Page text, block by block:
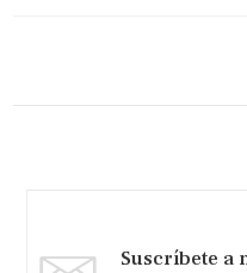
Suscríbete a